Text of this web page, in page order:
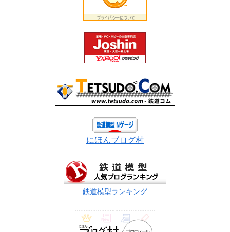
にほんブログ村
鉄道模型ランキング